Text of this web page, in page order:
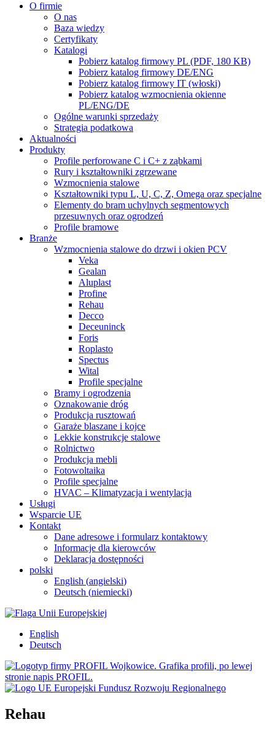
O firmie
O nas
Baza wiedzy
Certyfikaty
Katalogi
Pobierz katalog firmowy PL (PDF, 180 KB)
Pobierz katalog firmowy DE/ENG
Pobierz katalog firmowy IT (włoski)
Pobierz katalog wzmocnienia okienne
PL/ENG/DE
Ogólne warunki sprzedaży
Strategia podatkowa
Aktualności
Produkty
Profile perforowane C i C+ z ząbkami
Rury i kształtowniki zgrzewane
Wzmocnienia stalowe
Kształtowniki typu L, U, C, Z, Omega oraz specjalne
Elementy do bram uchylnych segmentowych
przesuwnych oraz ogrodzeń
Profile bramowe
Branże
Wzmocnienia stalowe do drzwi i okien PCV
Veka
Gealan
Aluplast
Profine
Rehau
Decco
Deceuninck
Foris
Roplasto
Spectus
Wital
Profile specjalne
Bramy i ogrodzenia
Oznakowanie dróg
Produkcja rusztowań
Garaże blaszane i kojce
Lekkie konstrukcje stalowe
Rolnictwo
Produkcja mebli
Fotowoltaika
Profile specjalne
HVAC – Klimatyzacja i wentylacja
Usługi
Wsparcie UE
Kontakt
Dane adresowe i formularz kontaktowy
Informacje dla kierowców
Deklaracja dostępności
polski
English (angielski)
Deutsch (niemiecki)
English
Deutsch
Rehau